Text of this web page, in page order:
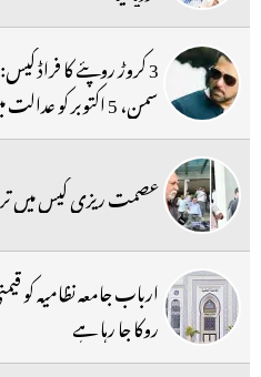
3 کروڑ روپئے کا فراڈ
سمن، 5 اکتوبر کو عدالت میں پیش ہونے کا حکم
عصمت ریزی کیس میں ترون تیج
ارباب جامعہ نظامیہ
روکا جا رہا ہے